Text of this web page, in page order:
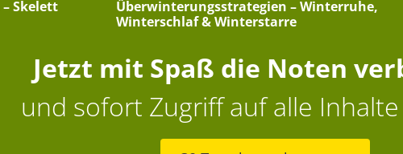
Skelett
Überwinterungsstrategien – Winterruhe,
Winterschlaf & Winterstarre
Jetzt mit Spaß die Noten
und sofort Zugriff auf alle